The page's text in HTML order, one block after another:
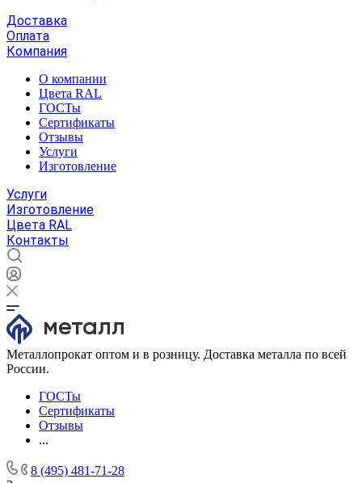
Доставка
Оплата
Компания
О компании
Цвета RAL
ГОСТы
Сертификаты
Отзывы
Услуги
Изготовление
Услуги
Изготовление
Цвета RAL
Контакты
Металлопрокат оптом и в розницу. Доставка металла по всей
России.
ГОСТы
Сертификаты
Отзывы
...
8 (495) 481-71-28